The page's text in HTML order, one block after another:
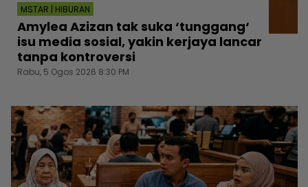
MSTAR | HIBURAN
Amylea Azizan tak suka ‘tunggang‘
isu media sosial, yakin kerjaya lancar
tanpa kontroversi
Rabu, 5 Ogos 2026 8:30 PM